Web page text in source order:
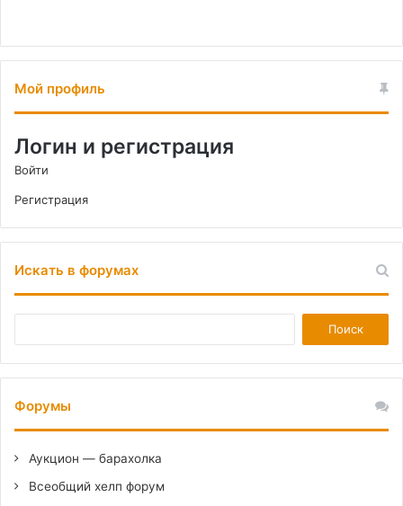
Мой профиль
Логин и регистрация
Войти
Регистрация
Искать в форумах
Форумы
Аукцион — барахолка
Всеобщий хелп форум